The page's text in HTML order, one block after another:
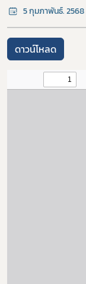
5 กุมภาพันธ์. 2568
ดาวน์โหลด